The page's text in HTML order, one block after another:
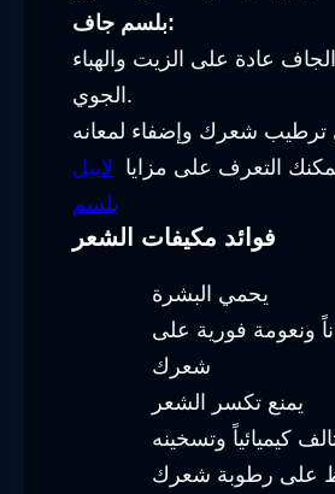
بلسم جاف:
عادة على الزيت والهباء
الجوي.
شعرك وإضفاء لمعانه
التعرف على مزايا لابيل
بلسم
فوائد مكيفات الشعر
يحمي البشرة
ونعومة فورية على
شعرك
يمنع تكسر الشعر
كيميائياً وتسخينه
على رطوبة شعرك